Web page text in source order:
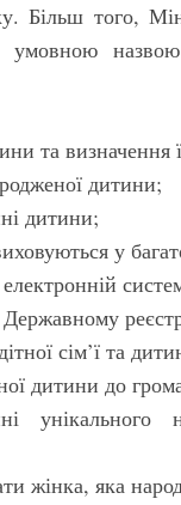
Більш того,
умовною
та визначення
дитини;
дитини;
у
сім’ї та
дитини до
жінка, яка